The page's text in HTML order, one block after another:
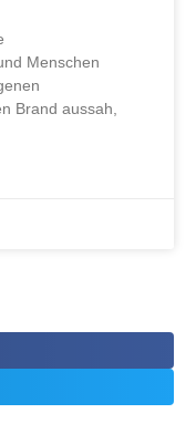
Menschen
Brand aussah,